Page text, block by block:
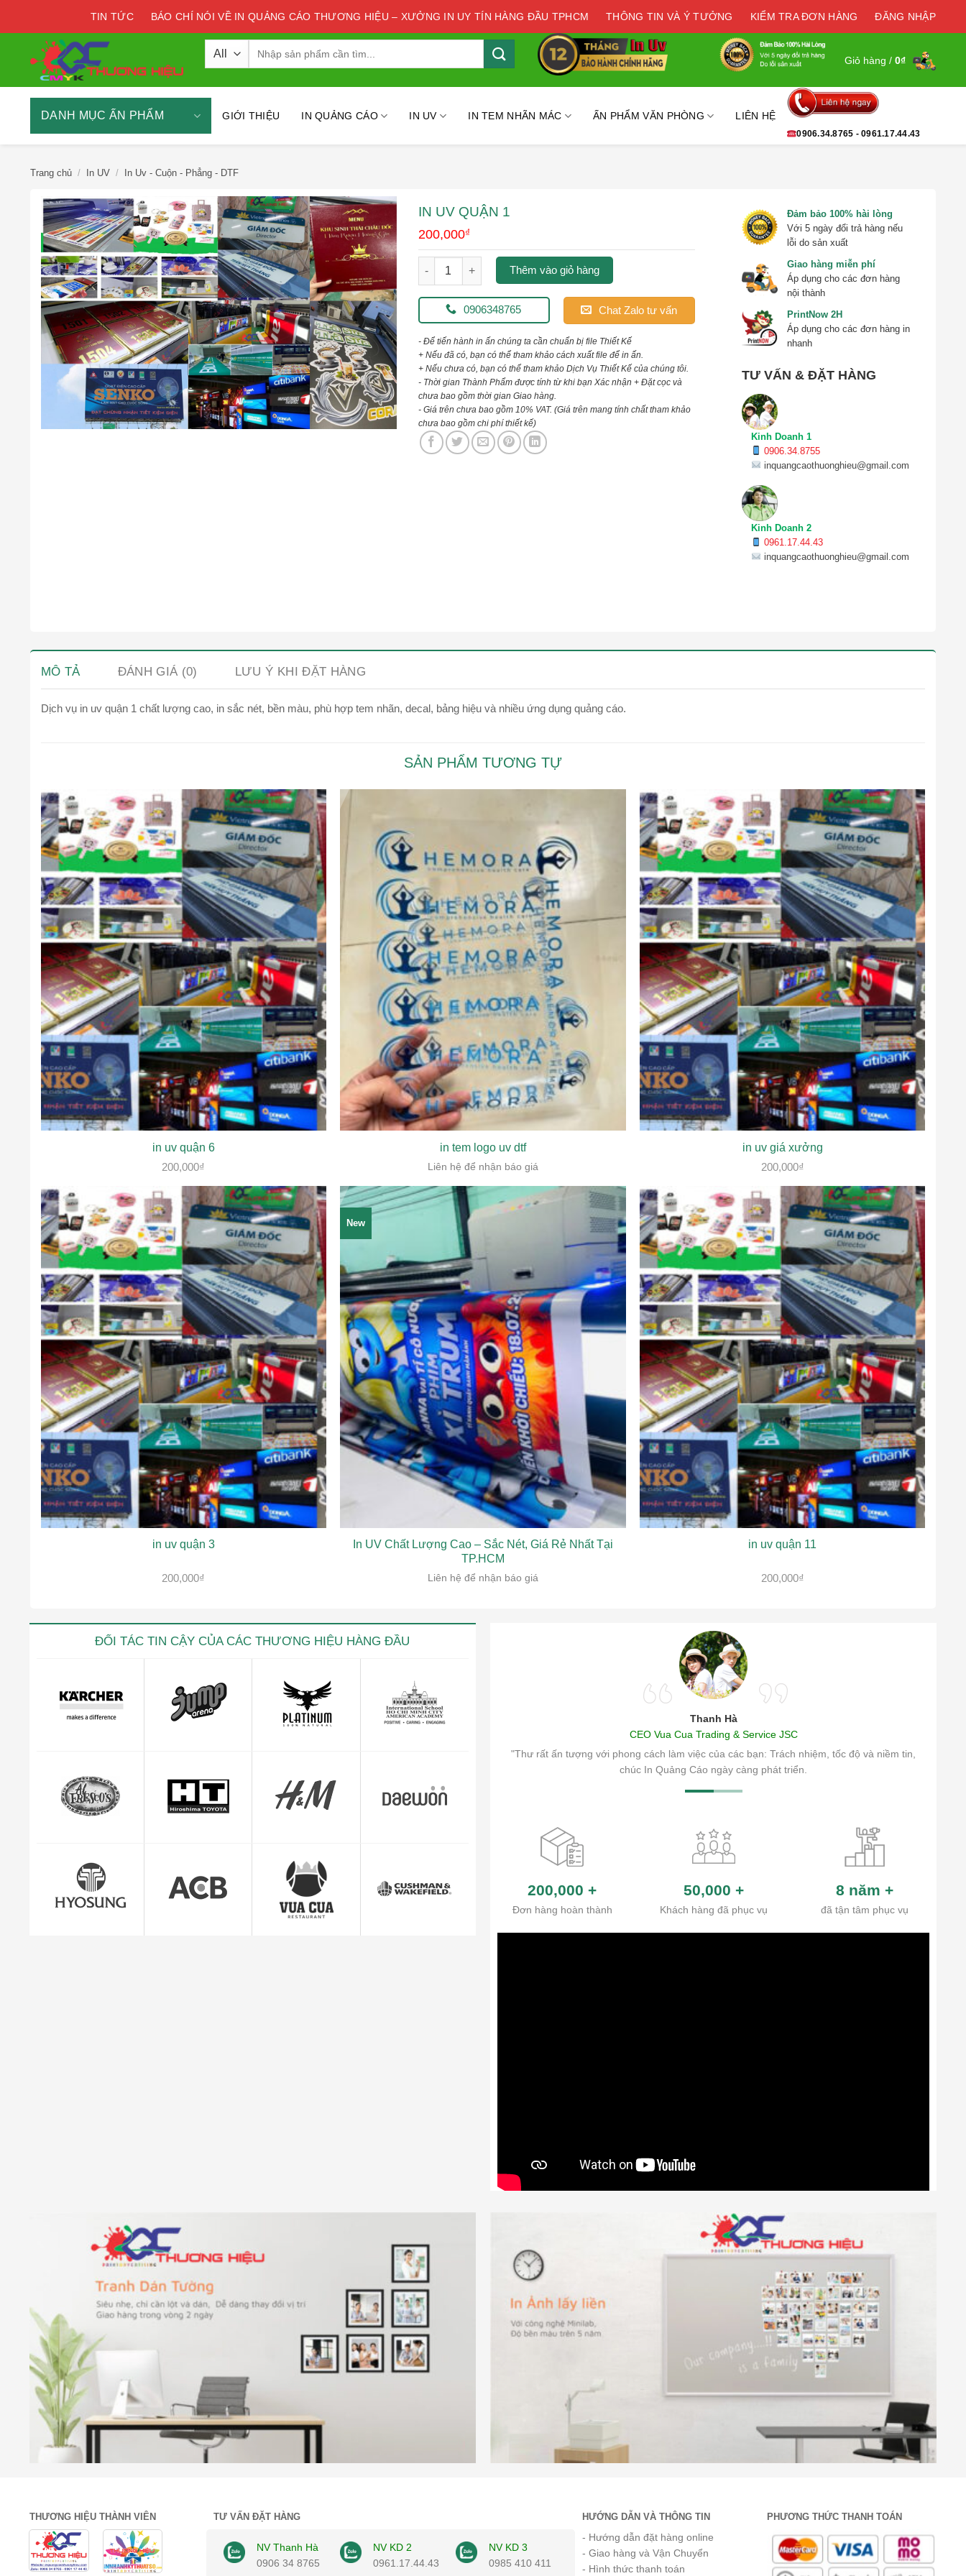
TIN TỨC BÁO CHÍ NÓI VỀ IN QUẢNG CÁO THƯƠNG HIỆU – XƯỞNG IN UY TÍN HÀNG ĐẦU TPHCM THÔNG TIN VÀ Ý TƯỞNG KIỂM TRA ĐƠN HÀNG ĐĂNG NHẬP
Giỏ hàng / 0₫
DANH MỤC ẤN PHẨM GIỚI THIỆU IN QUẢNG CÁO IN UV IN TEM NHÃN MÁC ẤN PHẨM VĂN PHÒNG LIÊN HỆ
0906.34.8765 - 0961.17.44.43
Trang chủ / In UV / In Uv - Cuộn - Phẳng - DTF
IN UV QUẬN 1
200,000₫
in uv quận 1 số lượngThêm vào giỏ hàng
0906348765 Chat Zalo tư vấn
- Để tiến hành in ấn chúng ta cần chuẩn bị file Thiết Kế
+ Nếu đã có, bạn có thể tham khảo cách xuất file để in ấn.
+ Nếu chưa có, bạn có thể tham khảo Dịch Vụ Thiết Kế của chúng tôi.
- Thời gian Thành Phẩm được tính từ khi bạn Xác nhận + Đặt cọc và
chưa bao gồm thời gian Giao hàng.
- Giá trên chưa bao gồm 10% VAT. (Giá trên mang tính chất tham khảo
chưa bao gồm chi phí thiết kế)
Đảm bảo 100% hài lòng
Với 5 ngày đổi trả hàng nếu
lỗi do sản xuất
Giao hàng miễn phí
Áp dụng cho các đơn hàng
nội thành
PrintNow 2H
Áp dụng cho các đơn hàng in
nhanh
TƯ VẤN & ĐẶT HÀNG
Kinh Doanh 1
0906.34.8755
inquangcaothuonghieu@gmail.com
Kinh Doanh 2
0961.17.44.43
inquangcaothuonghieu@gmail.com
MÔ TẢ ĐÁNH GIÁ (0) LƯU Ý KHI ĐẶT HÀNG
Dịch vụ in uv quận 1 chất lượng cao, in sắc nét, bền màu, phù hợp tem nhãn, decal, bảng hiệu và nhiều ứng dụng quảng cáo.
SẢN PHẨM TƯƠNG TỰ
in uv quận 6
200,000₫
in tem logo uv dtf
Liên hệ để nhận báo giá
in uv giá xưởng
200,000₫
in uv quận 3
200,000₫
New
In UV Chất Lượng Cao – Sắc Nét, Giá Rẻ Nhất Tại
TP.HCM
Liên hệ để nhận báo giá
in uv quận 11
200,000₫
ĐỐI TÁC TIN CẬY CỦA CÁC THƯƠNG HIỆU HÀNG ĐẦU
Thanh Hà
CEO Vua Cua Trading & Service JSC
"Thư rất ấn tượng với phong cách làm việc của các bạn: Trách nhiệm, tốc độ và niềm tin,
chúc In Quảng Cáo ngày càng phát triển.
Kevin trọng
200,000 +
Đơn hàng hoàn thành
50,000 +
Khách hàng đã phục vụ
8 năm +
đã tận tâm phục vụ
THƯƠNG HIỆU THÀNH VIÊN TƯ VẤN ĐẶT HÀNG
NV Thanh Hà
0906 34 8765
NV KD 2
0961.17.44.43
NV KD 3
0985 410 411
HƯỚNG DẪN VÀ THÔNG TIN
- Hướng dẫn đặt hàng online
- Giao hàng và Vận Chuyển
- Hình thức thanh toán
PHƯƠNG THỨC THANH TOÁN